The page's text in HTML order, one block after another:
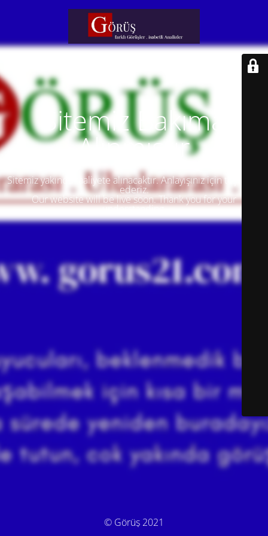
Sitemiz Bakıma
Alınmıştır
Sitemiz yakında faaliyete alınacaktır. Anlayışınız için teşekkür
ederiz.
Our website will be live soon. Thank you for your
understanding.
© Görüş 2021